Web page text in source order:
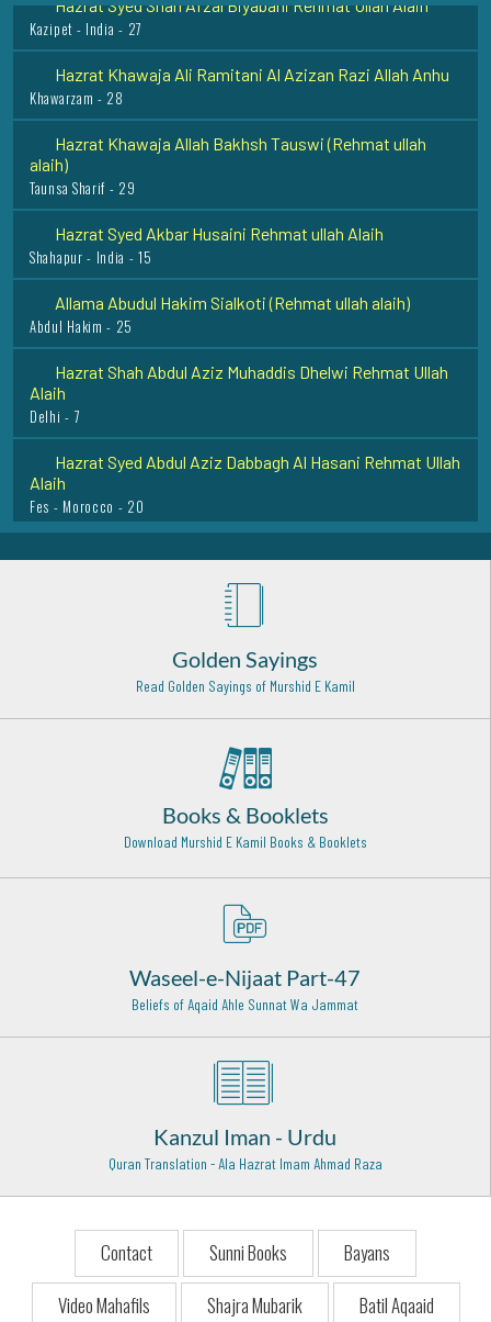
Kazipet - India - 27
Hazrat Khawaja Ali Ramitani Al Azizan Razi Allah Anhu
Khawarzam - 28
Hazrat Khawaja Allah Bakhsh Tauswi (Rehmat ullah
alaih)
Taunsa Sharif - 29
Hazrat Syed Akbar Husaini Rehmat ullah Alaih
Shahapur - India - 15
Allama Abudul Hakim Sialkoti (Rehmat ullah alaih)
Abdul Hakim - 25
Hazrat Shah Abdul Aziz Muhaddis Dhelwi Rehmat Ullah
Alaih
Delhi - 7
Hazrat Syed Abdul Aziz Dabbagh Al Hasani Rehmat Ullah
Alaih
Fes - Morocco - 20
Hazrat Is Haaq Sana Ullah Shah Qadri Rehmat Ullah Alaih
Kurnool - 29
Hazrat Hussain Bin Mansur Hallaj Rehmat Ullah Alaih
Hazrat Khawaja Ghulam Fareed Rehmat ullah alaih
Hazrat Khawaja Yaqoob Charkhi Razi Allah Anhu
Hazrat Haji Ali Soharwardi Rehma Ullah Alaih
Hazrat Syed Muhammad Tajuddin Rehmat ullah alaih
Sayyada Bibi Rabiya Basri Rehmat Ullah Alaih
Hazrat Imam Malik Rehmat ullah alaih
Madinah Munawarah - 7
Sadrush Shariah Mufti Amjad Ali Aazami Rehmat Ullah
Hazrat Mohiuddin Ibn-e-Arabi Rehmat ullah alaih
Damishq - 12
Hazrat Ala Uddin Attar Razi Allah Anhu
Bukhara - 20
Hazrat Ameer Khusro (Rehmat ullah alaih)
Golden Sayings
Read Golden Sayings of Murshid E Kamil
Books & Booklets
Download Murshid E Kamil Books & Booklets
Waseel-e-Nijaat Part-47
Beliefs of Aqaid Ahle Sunnat Wa Jammat
Kanzul Iman - Urdu
Quran Translation - Ala Hazrat Imam Ahmad Raza
Contact Sunni Books
Bayans
Video Mahafils
Shajra Mubarik Batil Aqaaid